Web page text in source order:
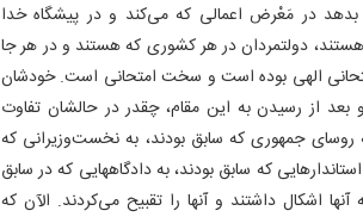
در مَعْرض اعمالی که می‌کند و در پیشگاه خدا
دولتمردان در هر کشوری که هستند و در هر جا
الهی بوده است و سخت امتحانی است. خودشان
بعد از رسیدن به این مقام، چقدر در حالشان تفاوت
جمهوری که سابق بودند، به نخست‌وزیرانی که
که سابق بودند، به دادگاههایی که در سابق
اشکال داشتند و آنها را تقبیح می‌کردند. الآن که